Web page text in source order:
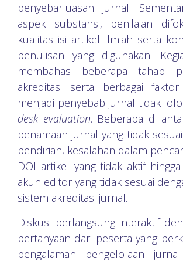
penyebarluasan jurnal.
aspek substansi, penilaian
kualitas isi artikel ilmiah serta
penulisan yang digunakan.
membahas beberapa tahap
akreditasi serta berbagai
menjadi penyebab jurnal tidak
desk evaluation. Beberapa di
penamaan jurnal yang tidak
pendirian, kesalahan dalam
DOI artikel yang tidak aktif
akun editor yang tidak sesuai
sistem akreditasi jurnal.
Diskusi berlangsung interaktif
pertanyaan dari peserta yang
pengalaman pengelolaan